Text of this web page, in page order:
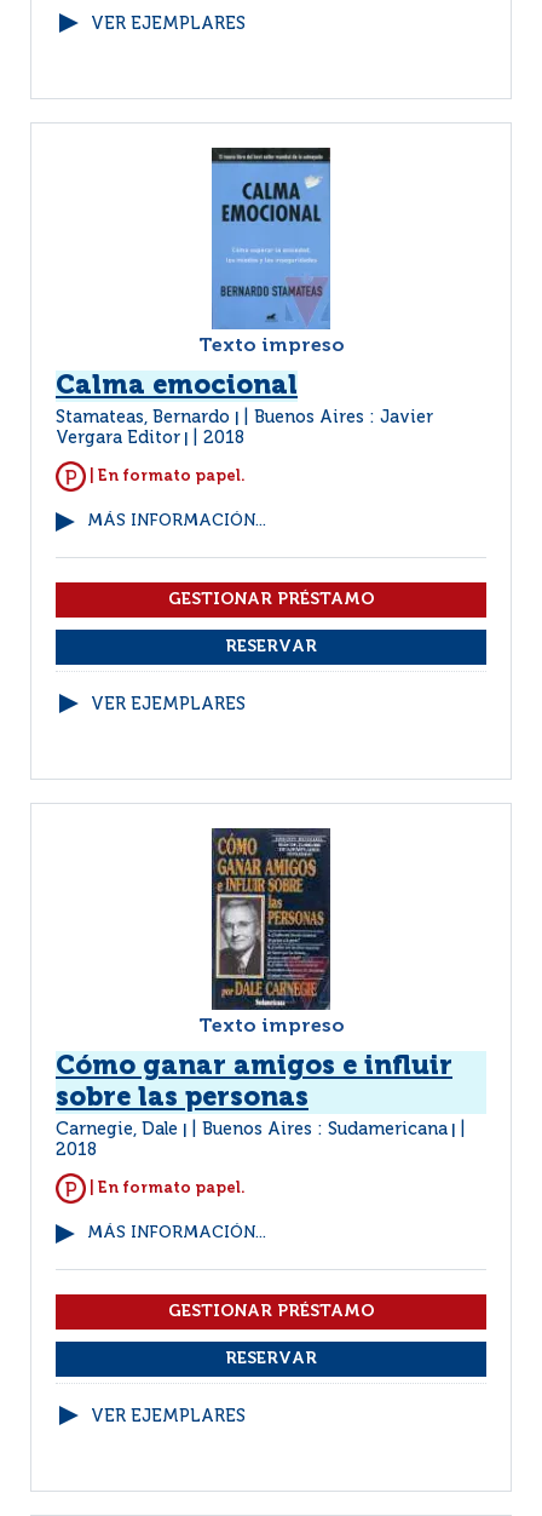
VER EJEMPLARES
Texto impreso
Calma emocional
Stamateas, Bernardo
Buenos Aires : Javier
Vergara Editor
2018
| En formato papel.
MÁS INFORMACIÓN...
VER EJEMPLARES
Texto impreso
Cómo ganar amigos e influir
sobre las personas
Carnegie, Dale Buenos Aires : Sudamericana
2018
| En formato papel.
MÁS INFORMACIÓN...
VER EJEMPLARES